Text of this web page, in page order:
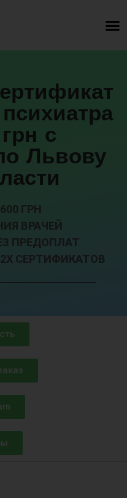
с
Львову
ГРН
ВРАЧЕЙ
ПРЕДОПЛАТ
СЕРТИФИКАТОВ